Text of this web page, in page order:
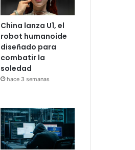
China lanza U1, el
robot humanoide
diseñado para
combatir la
soledad
hace 3 semanas